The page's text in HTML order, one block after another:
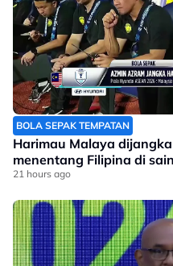
BOLA SEPAK TEMPATAN
Harimau Malaya
menentang Filipina di
21 hours ago